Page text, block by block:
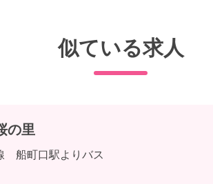
似ている求人
の里
船町口駅よりバス